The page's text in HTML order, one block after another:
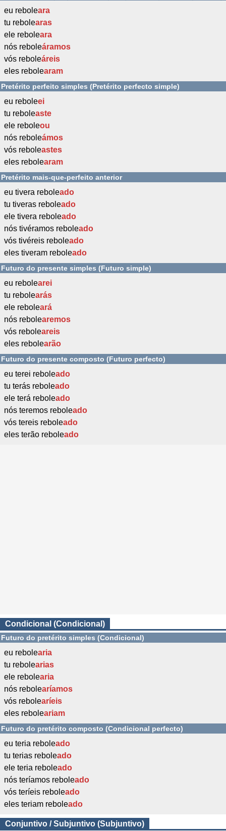
eu reboleara
tu rebolearas
ele reboleara
nós reboleáramos
vós reboleáreis
eles rebolearam
Pretérito perfeito simples (Pretérito perfecto simple)
eu reboleei
tu reboleaste
ele reboleou
nós reboleámos
vós reboleastes
eles rebolearam
Pretérito mais-que-perfeito anterior
eu tivera reboleado
tu tiveras reboleado
ele tivera reboleado
nós tivéramos reboleado
vós tivéreis reboleado
eles tiveram reboleado
Futuro do presente simples (Futuro simple)
eu rebolearei
tu rebolearás
ele reboleará
nós rebolearemos
vós reboleareis
eles rebolearão
Futuro do presente composto (Futuro perfecto)
eu terei reboleado
tu terás reboleado
ele terá reboleado
nós teremos reboleado
vós tereis reboleado
eles terão reboleado
Condicional (Condicional)
Futuro do pretérito simples (Condicional)
eu rebolearia
tu rebolearias
ele rebolearia
nós rebolearíamos
vós rebolearíeis
eles reboleariam
Futuro do pretérito composto (Condicional perfecto)
eu teria reboleado
tu terias reboleado
ele teria reboleado
nós teríamos reboleado
vós teríeis reboleado
eles teriam reboleado
Conjuntivo / Subjuntivo (Subjuntivo)